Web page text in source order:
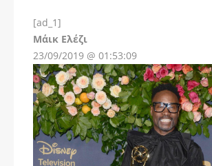
[ad_1]
Μάικ ΕλέζιInstagram
23/09/2019 @ 01:53:09